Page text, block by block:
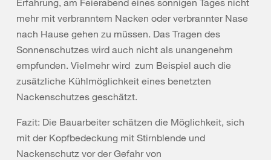
mehr mit verbranntem Nacken oder verbrannter Nase
nach Hause gehen zu müssen. Das Tragen des
Sonnenschutzes wird auch nicht als unangenehm
empfunden. Vielmehr wird zum Beispiel auch die
zusätzliche Kühlmöglichkeit eines benetzten
Nackenschutzes geschätzt.
Fazit: Die Bauarbeiter schätzen die Möglichkeit, sich
mit der Kopfbedeckung mit Stirnblende und
Nackenschutz vor der Gefahr von